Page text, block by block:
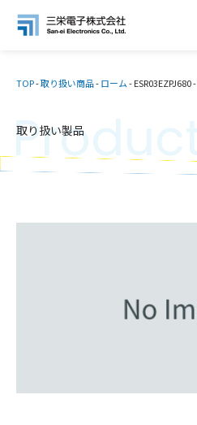
TOP-取り扱い商品-ローム-ESR03EZPJ680-
取り扱い製品
Products